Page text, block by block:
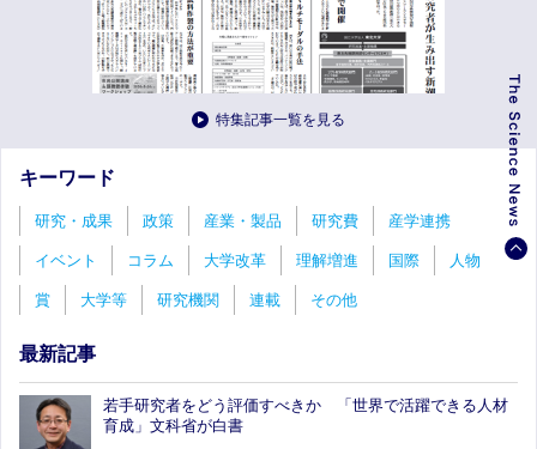
特集記事一覧を見る
キーワード
研究・成果 政策 産業・製品 研究費 産学連携
イベント コラム 大学改革 理解増進 国際 人物
賞 大学等 研究機関 連載 その他
最新記事
若手研究者をどう評価すべきか 「世界で活躍できる人材
育成」文科省が白書